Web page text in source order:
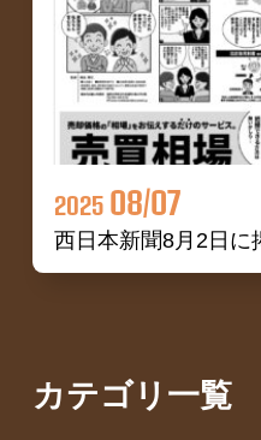
2025 08/07
西日本新聞8月2日に
カテゴリ一覧